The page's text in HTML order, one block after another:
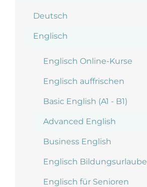
Deutsch
Englisch
Englisch Online-Kurse
Englisch auffrischen
Basic English (A1 - B1)
Advanced English
Business English
Englisch Bildungsurlaube
Englisch für Senioren